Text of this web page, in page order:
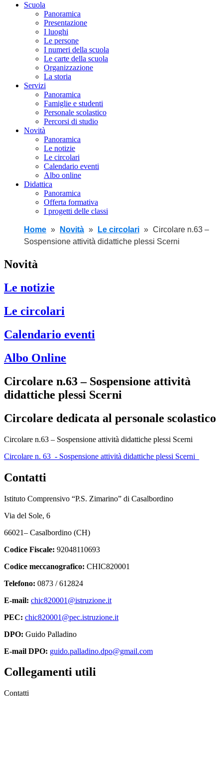
Scuola
Panoramica
Presentazione
I luoghi
Le persone
I numeri della scuola
Le carte della scuola
Organizzazione
La storia
Servizi
Panoramica
Famiglie e studenti
Personale scolastico
Percorsi di studio
Novità
Panoramica
Le notizie
Le circolari
Calendario eventi
Albo online
Didattica
Panoramica
Offerta formativa
I progetti delle classi
Home Novità Le circolari
Circolare n.63 –
Sospensione attività didattiche plessi Scerni
Novità
Le notizie
Le circolari
Calendario eventi
Albo Online
Circolare n.63 – Sospensione attività
didattiche plessi Scerni
Circolare dedicata al personale scolastico
Circolare n.63 – Sospensione attività didattiche plessi Scerni
Circolare n. 63_- Sospensione attività didattiche plessi Scerni_
Contatti
Istituto Comprensivo “P.S. Zimarino” di Casalbordino
Via del Sole, 6
66021– Casalbordino (CH)
Codice Fiscale: 92048110693
Codice meccanografico: CHIC820001
Telefono: 0873 / 612824
E-mail: chic820001@istruzione.it
PEC: chic820001@pec.istruzione.it
DPO: Guido Palladino
E-mail DPO: guido.palladino.dpo@gmail.com
Collegamenti utili
Contatti